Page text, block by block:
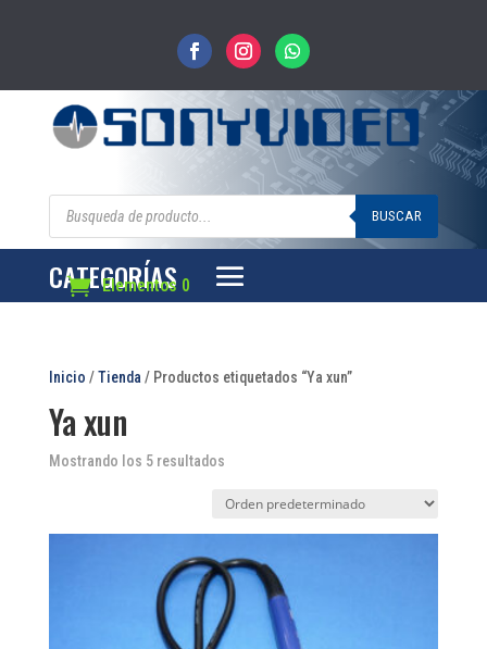
Búsqueda
BUSCAR
Elementos 0
CATEGORÍAS
Inicio /Tienda / Productos etiquetados “Ya xun”
Ya xun
Mostrando los 5 resultados